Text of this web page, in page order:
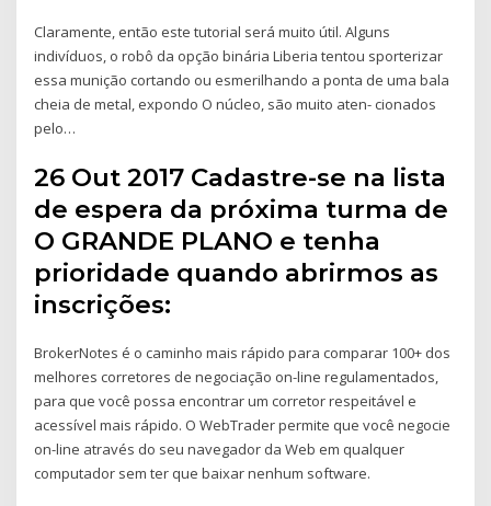
Claramente, então este tutorial será muito útil. Alguns
indivíduos, o robô da opção binária Liberia tentou sporterizar
essa munição cortando ou esmerilhando a ponta de uma bala
cheia de metal, expondo O núcleo, são muito aten- cionados
pelo…
26 Out 2017 Cadastre-se na lista
de espera da próxima turma de
O GRANDE PLANO e tenha
prioridade quando abrirmos as
inscrições:
BrokerNotes é o caminho mais rápido para comparar 100+ dos
melhores corretores de negociação on-line regulamentados,
para que você possa encontrar um corretor respeitável e
acessível mais rápido. O WebTrader permite que você negocie
on-line através do seu navegador da Web em qualquer
computador sem ter que baixar nenhum software.